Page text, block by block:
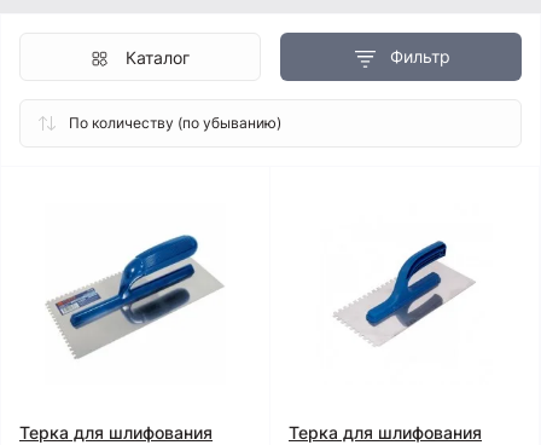
Фильтр
Каталог
Терка для шлифования
Терка для шлифования